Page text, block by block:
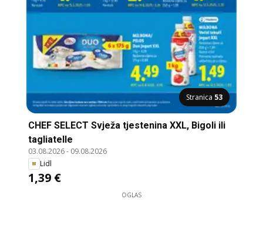
Stranica 53
CHEF SELECT Svježa tjestenina XXL, Bigoli ili
tagliatelle
03.08.2026- 09.08.2026
Lidl
1,39 €
OGLAS